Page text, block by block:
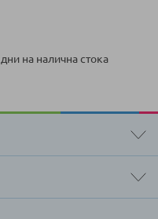
на налична стока